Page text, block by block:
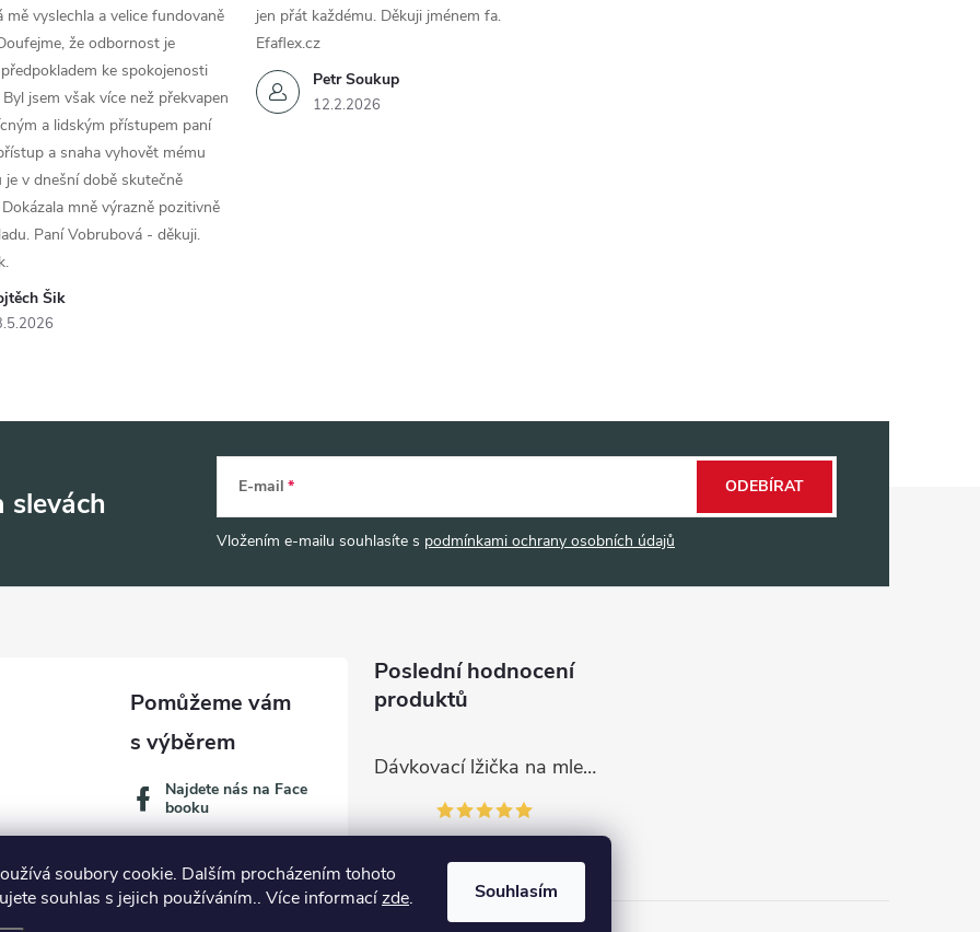
soubory cookie. Dalším procházením tohoto
souhlas s jejich používáním.. Více informacízde. Souhlasím
Šik
mě vyslechla a velice fundovaně
že odbornost je
ke spokojenosti
jsem však více než překvapen
a lidským přístupem paní
a snaha vyhovět mému
je v dnešní době skutečně
mně výrazně pozitivně
Paní Vobrubová - děkuji.
Petr Soukup
12.2.2026
jen přát každému. Děkuji jménem fa.
Efaflex.cz
slevách E-mail
Vložením e-mailu souhlasíte s podmínkami ochrany osobních údajů
ODEBÍRAT
Najdete nás na Face
booku
Poslední hodnocení
produktů
Dávkovací lžička na mletou kávu 53132C8134